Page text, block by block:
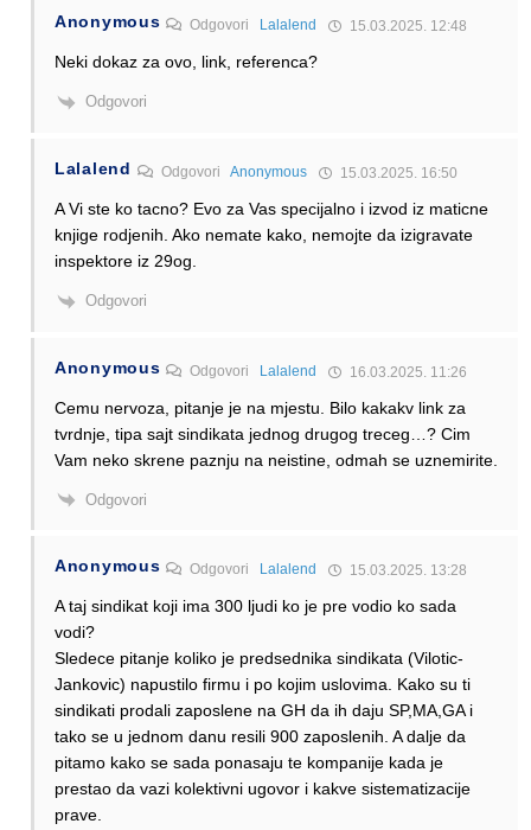
Anonymous Odgovori Lalalend 15.03.2025. 12:48
Neki dokaz za ovo, link, referenca?
Odgovori
Lalalend Odgovori Anonymous 15.03.2025. 16:50
A Vi ste ko tacno? Evo za Vas specijalno i izvod iz maticne
knjige rodjenih. Ako nemate kako, nemojte da izigravate
inspektore iz 29og.
Odgovori
Anonymous Odgovori Lalalend 16.03.2025. 11:26
Cemu nervoza, pitanje je na mjestu. Bilo kakakv link za
tvrdnje, tipa sajt sindikata jednog drugog treceg…? Cim
Vam neko skrene paznju na neistine, odmah se uznemirite.
Odgovori
Anonymous Odgovori Lalalend 15.03.2025. 13:28
A taj sindikat koji ima 300 ljudi ko je pre vodio ko sada
vodi?
Sledece pitanje koliko je predsednika sindikata (Vilotic-
Jankovic) napustilo firmu i po kojim uslovima. Kako su ti
sindikati prodali zaposlene na GH da ih daju SP,MA,GA i
tako se u jednom danu resili 900 zaposlenih. A dalje da
pitamo kako se sada ponasaju te kompanije kada je
prestao da vazi kolektivni ugovor i kakve sistematizacije
prave.